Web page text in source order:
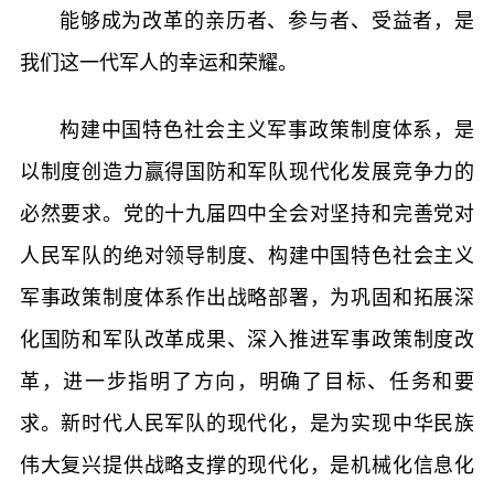
能够成为改革的亲历者、参与者、受益者，是
我们这一代军人的幸运和荣耀。
构建中国特色社会主义军事政策制度体系，是
以制度创造力赢得国防和军队现代化发展竞争力的
必然要求。党的十九届四中全会对坚持和完善党对
人民军队的绝对领导制度、构建中国特色社会主义
军事政策制度体系作出战略部署，为巩固和拓展深
化国防和军队改革成果、深入推进军事政策制度改
革，进一步指明了方向，明确了目标、任务和要
求。新时代人民军队的现代化，是为实现中华民族
伟大复兴提供战略支撑的现代化，是机械化信息化